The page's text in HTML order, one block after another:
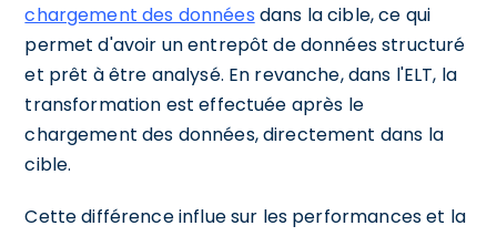
chargement des données dans la cible, ce qui
permet d'avoir un entrepôt de données structuré
et prêt à être analysé. En revanche, dans l'ELT, la
transformation est effectuée après le
chargement des données, directement dans la
cible.
Cette différence influe sur les performances et la